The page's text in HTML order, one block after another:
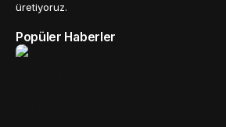
üretiyoruz.
Popüler Haberler